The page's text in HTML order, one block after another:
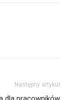
Następny artykuł